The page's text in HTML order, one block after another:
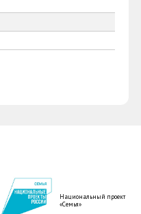
Национальный проект
«Семья»